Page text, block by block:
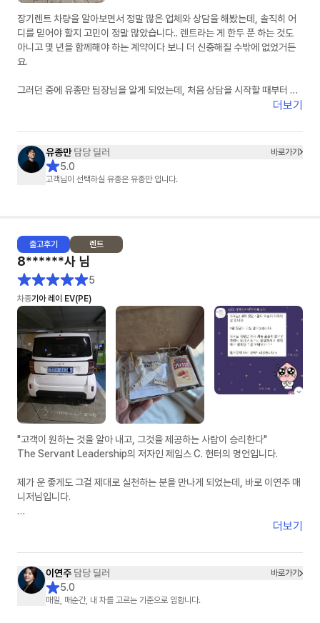
장기렌트 차량을 알아보면서 정말 많은 업체와 상담을 해봤는데, 솔직히 어
디를 믿어야 할지 고민이 정말 많았습니다.. 렌트라는 게 한두 푼 하는 것도
아니고 몇 년을 함께해야 하는 계약이다 보니 더 신중해질 수밖에 없었거든
요.
그러던 중에 유종만 팀장님을 알게 되었는데, 처음 상담을 시작할 때부터 느
낌이 정말 달랐습니다. 무엇보다 피드백이 정말 빠르셨습니다. 궁금한 게 있
건이나 견적 관련해서도 하나하나 자세하게 설명해주셔서 믿음이 갔습니다.
특히 좋았던 점은 거짓 없이 솔직한 견적을 주신다는 점이었습니다. 다른 곳
에서는 무조건 싸다고만 하거나 나중에 추가 조건이 붙는 경우도 많았는데,
또 한 가지 정말 만족스러웠던 부분은 꼼꼼한 사후관리입니다. 사실 계약하
고 나면 연락이 잘 안 되는 경우도 많다고 들었는데, 차량 출고 과정에서도 계
속 진행 상황을 알려주시고, 출고 이후에도 필요한 부분이 있는지 먼저 챙겨
일을 하시는 분이구나”라는 생각이 들었습니다.
제 주변에 차량 알아보시는 분들께 자신 있게 추천드리겠습니다.
빠른 피드백, 정직한 견적, 그리고 꼼꼼한 사후관리까지 정말 믿고 맡길 수
있는 분이라고 생각합니다.
좋은 차량 진행 도와주셔서 진심으로 감사드립니다. 앞으로도 잘 부탁드립니
다
더보기
유종만 담당 딜러 바로가기
5.0
고객님이 선택하실 유종은 유종만 입니다.
출고후기 렌트
8******사 님
5
차종기아 레이 EV(PE)
"고객이 원하는 것을 알아 내고, 그것을 제공하는 사람이 승리한다"
The Servant Leadership의 저자인 제임스 C. 헌터의 명언입니다.
제가 운 좋게도 그걸 제대로 실천하는 분을 만나게 되었는데, 바로 이연주 매
니저님입니다.
인터넷에서 차량 견적 한 번만 받아 봐도 여기 저기서 연락이 오지요. 모두 달
KB캐피탈 사이트에서 견적 받아 보면서 받은 이연주 매니저님의 연락은, 달
콤한 말이 아니었습니다.
진심의 말이었습니다.
더보기
이연주 담당 딜러 바로가기
5.0
매일, 매순간, 내 차를 고르는 기준으로 임합니다.